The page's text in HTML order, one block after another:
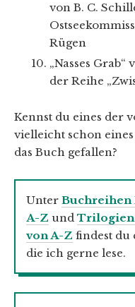
von B. C.
Rügen
„Nasses
der Reihe
Kennst du eines der
vielleicht schon
das Buch gefallen?
Unter
A-Z und Trilogien
von A-Z findest du
die ich gerne lese.